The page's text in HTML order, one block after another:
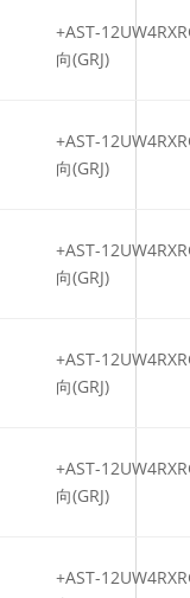
+AST-
向(GRJ)
+AST-
向(GRJ)
+AST-
向(GRJ)
+AST-
向(GRJ)
+AST-
向(GRJ)
+AST-